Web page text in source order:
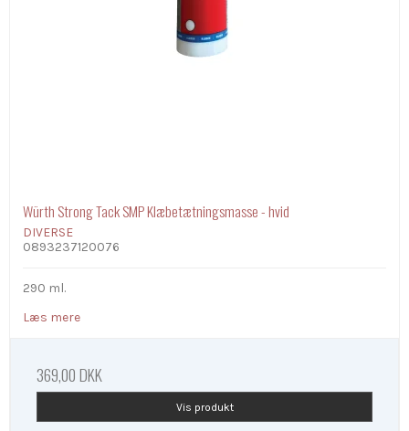
Würth Strong Tack SMP Klæbetætningsmasse - hvid
DIVERSE
0893237120076
290 ml.
Læs mere
369,00 DKK
Vis produkt